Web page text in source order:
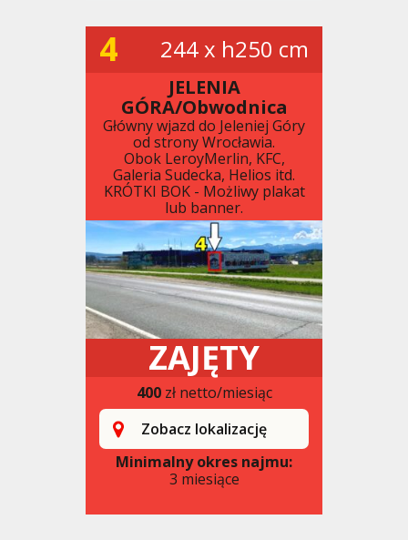
4 244 x h250 cm
JELENIA
GÓRA/Obwodnica
Główny wjazd do Jeleniej Góry
od strony Wrocławia.
Obok LeroyMerlin, KFC,
Galeria Sudecka, Helios itd.
KRÓTKI BOK - Możliwy plakat
lub banner.
ZAJĘTY
400zł netto/miesiąc
Zobacz lokalizację
Minimalny okres najmu:
3 miesiące